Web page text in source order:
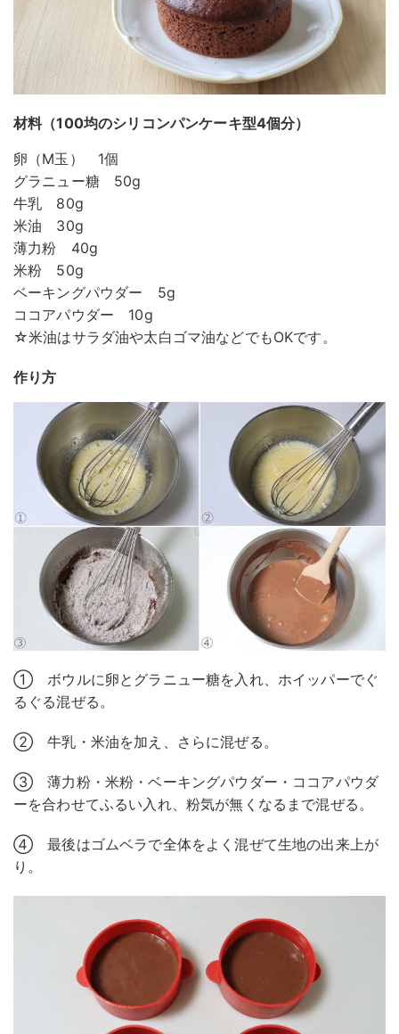
材料（100均のシリコンパンケーキ型4個分）
卵（M玉） 1個
グラニュー糖 50g
牛乳 80g
米油 30g
薄力粉 40g
米粉 50g
ベーキングパウダー 5g
ココアパウダー 10g
☆米油はサラダ油や太白ゴマ油などでもOKです。
作り方
① ボウルに卵とグラニュー糖を入れ、ホイッパーでぐ
るぐる混ぜる。
② 牛乳・米油を加え、さらに混ぜる。
③ 薄力粉・米粉・ベーキングパウダー・ココアパウダ
ーを合わせてふるい入れ、粉気が無くなるまで混ぜる。
④ 最後はゴムベラで全体をよく混ぜて生地の出来上が
り。